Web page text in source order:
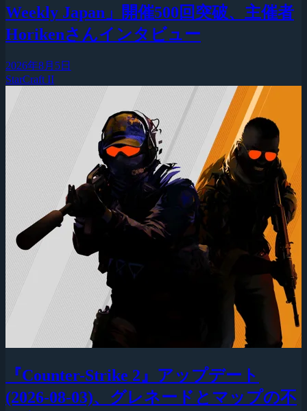
Weekly Japan」開催500回突破、主催者
Horikenさんインタビュー
2026年8月5日
StarCraft II
『Counter-Strike 2』アップデート
(2026-08-03)、グレネードとマップの不